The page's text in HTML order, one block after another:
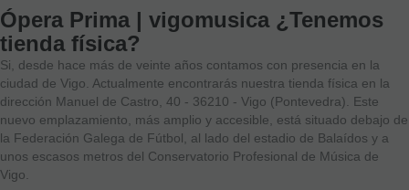
Ópera Prima | vigomusica ¿Tenemos
tienda física?
Si, desde hace más de veinte años contamos con presencia en la
ciudad de Vigo. Actualmente encontrarás nuestra tienda física en la
dirección Manuel de Castro, 40 - 36210 - Vigo (Pontevedra). Este
nuevo emplazamiento, más amplio y accesible, está situado debajo de
la Federación Galega de Fútbol, al lado del estadio de Balaídos y a
unos escasos metros del Conservatorio Profesional de Música de
Vigo.